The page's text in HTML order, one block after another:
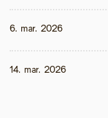
6. mar. 2026
14. mar. 2026